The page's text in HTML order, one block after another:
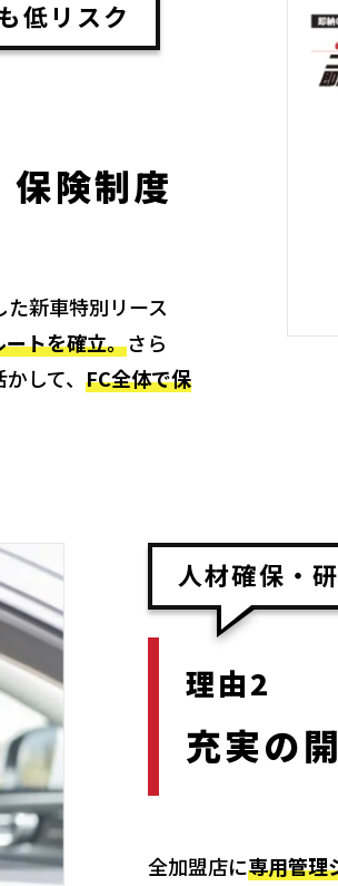
低リスク
保険制度
新車特別リース
トを確立。さら
して、 FC全体で保
人材確保・
理由2
充実の
全加盟店に専用管理